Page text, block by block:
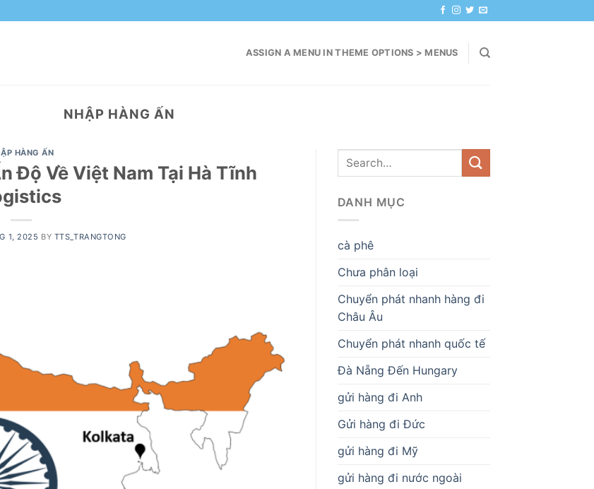
ASSIGN A MENU IN THEME OPTIONS > MENUS
NHẬP HÀNG ẤN
HÀNG ẤN
Độ Về Việt Nam Tại Hà Tĩnh
1, 2025 BY TTS_TRANGTONG
DANH MỤC
cà phê
Chưa phân loại
Chuyển phát nhanh hàng đi
Châu Âu
Chuyển phát nhanh quốc tế
Đà Nẵng Đến Hungary
gửi hàng đi Anh
Gửi hàng đi Đức
gửi hàng đi Mỹ
gửi hàng đi nước ngoài